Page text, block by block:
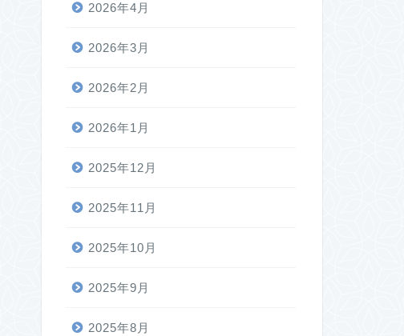
2026年4月
2026年3月
2026年2月
2026年1月
2025年12月
2025年11月
2025年10月
2025年9月
2025年8月